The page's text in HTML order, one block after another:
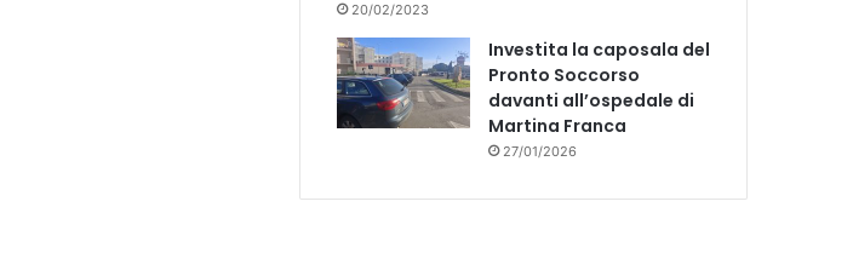
20/02/2023
Investita la caposala del
Pronto Soccorso
davanti all’ospedale di
Martina Franca
27/01/2026